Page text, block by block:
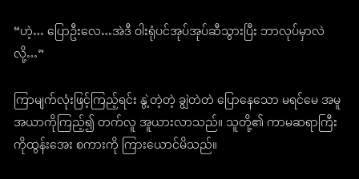
“ဟဲ့… ပြောဦးလေ…အဲဒီ ဝါးရုံပင်အုပ်အုပ်ဆီသွားပြီး ဘာလုပ်မှာလဲ
လို့…”
ကြာမျက်လုံးဖြင့်ကြည့်ရင်း နွဲ့တဲ့တဲ့ ချွဲတဲတဲ ပြောနေသော မရင်မေ အမူ
အယာကိုကြည့်၍ တက်လူ အူယားလာသည်။ သူတို့၏ ကာမဆရာကြီး
ကိုထွန်းအေး စကားကို ကြားယောင်မိသည်။